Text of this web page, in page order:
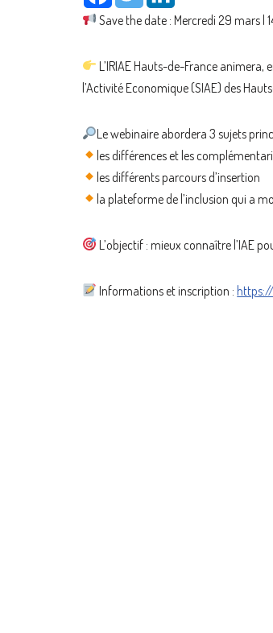
Save the date : Mercredi 29 mars |
L’IRIAE Hauts-de-France
l’Activité Economique (SIAE) des
Le webinaire abordera 3 sujets
les différences et les
les différents parcours d’insertion
la plateforme de l’inclusion qui a
L’objectif : mieux connaître l’IAE
Informations et inscription :